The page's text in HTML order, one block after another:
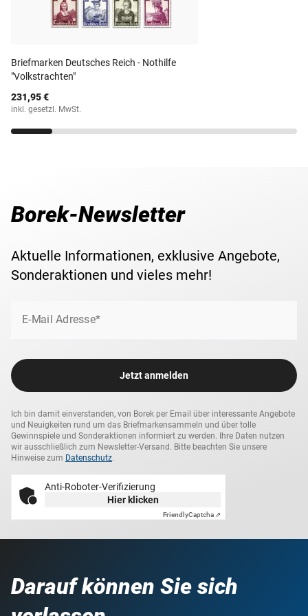
Staatsdruckerei Wien gedruckt. Mit einem Nennwert von 1
Reichsmark gehört diese Ausgabe zu den höherwertigen
keinen Aufschlagswert wie normalerweise üblich.
Prägequalität /
Erhaltung
Postfrische Luxus-
Erhaltung
Anzahl Werte 25
Briefmarken Deutsches Reich - Nothilfe
"Volkstrachten"
231,95 €
inkl. gesetzl. MwSt.
Borek-Newsletter
Aktuelle Informationen, exklusive Angebote,
Sonderaktionen und vieles mehr!
E-Mail Adresse*
Jetzt anmelden
Ich bin damit einverstanden, von Borek per Email über interessante Angebote
und Neuigkeiten rund um das Briefmarkensammeln und über tolle
Gewinnspiele und Sonderaktionen informiert zu werden. Ihre Daten nutzen
wir ausschließlich zum Newsletter-Versand. Bitte beachten Sie unsere
Hinweise zum Datenschutz.
Anti-Roboter-Verifizierung
Hier klicken
FriendlyCaptcha ⇗
Darauf können Sie sich